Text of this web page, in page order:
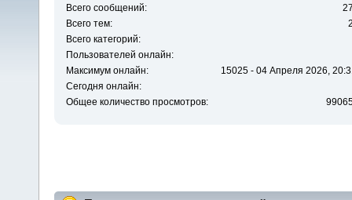
Всего сообщений:
Всего тем:
Всего категорий:
Пользователей онлайн:
Максимум онлайн:
15025 - 04 Апреля 2026,
Сегодня онлайн:
Общее количество просмотров: